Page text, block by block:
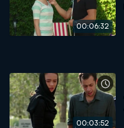
00:06:32
00:03:52